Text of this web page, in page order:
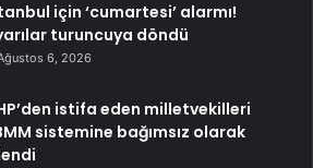
için ‘cumartesi’ alarmı!
turuncuya döndü
6, 2026
istifa eden milletvekilleri
sistemine bağımsız olarak